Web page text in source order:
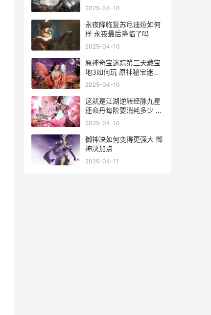
2025-04-10
永夜降临复苏尼迪娅如何
样 永夜最后降临了吗
2025-04-10
原神奇宝迷踪第三天藏宝
地3如何玩 原神秘宝迷踪
第一个特殊宝藏
2025-04-10
这就是江湖逆转经脉九星
还命丹每阶要消耗多少 这
就是江湖逆转功法
2025-04-10
御神决如何变得更强大 御
神决加点
2025-04-11